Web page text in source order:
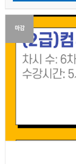
마감
디지털 자격